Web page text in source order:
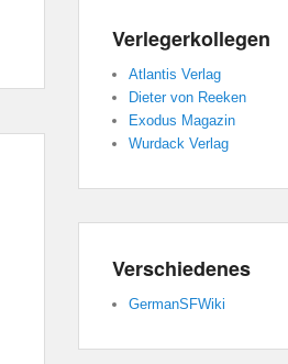
Verlegerkollegen
Atlantis Verlag
Dieter von Reeken
Exodus Magazin
Wurdack Verlag
Verschiedenes
GermanSFWiki